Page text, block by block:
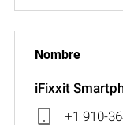
iFixxit
+1 910-